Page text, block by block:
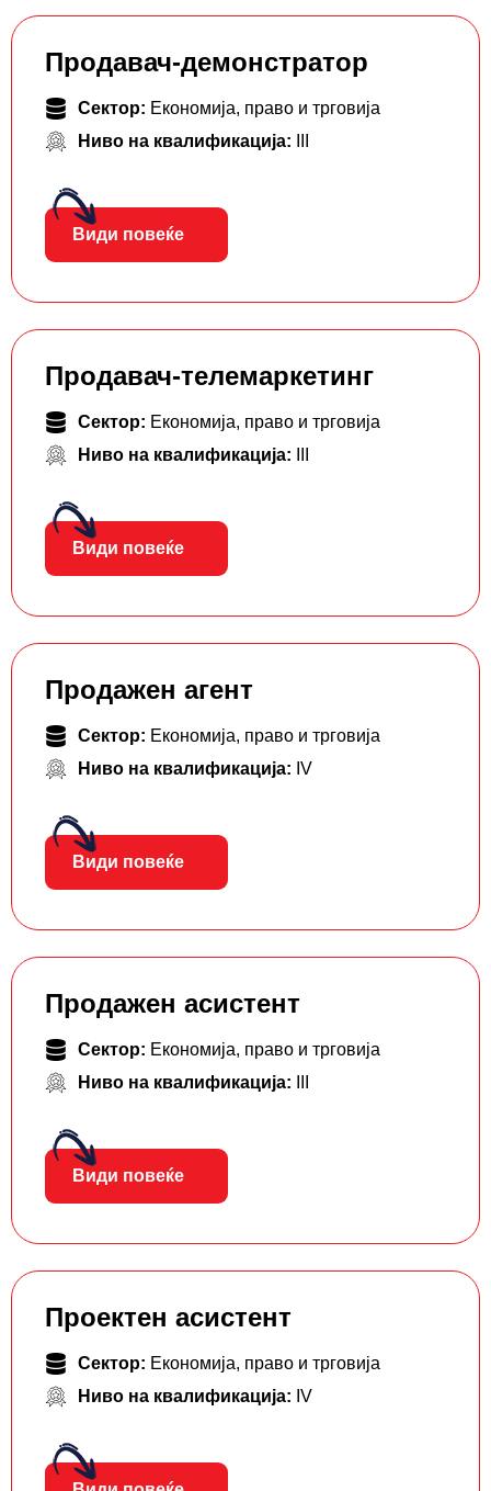
Продавач-демонстратор
Сектор: Економија, право и трговија
Ниво на квалификација:
Види повеќе
Продавач-телемаркетинг
Сектор: Економија, право и трговија
Ниво на квалификација:
Види повеќе
Продажен агент
Сектор: Економија, право и трговија
Ниво на квалификација: IV
Види повеќе
Продажен асистент
Сектор: Економија, право и трговија
Ниво на квалификација:
Види повеќе
Проектен асистент
Сектор: Економија, право и трговија
Ниво на квалификација: IV